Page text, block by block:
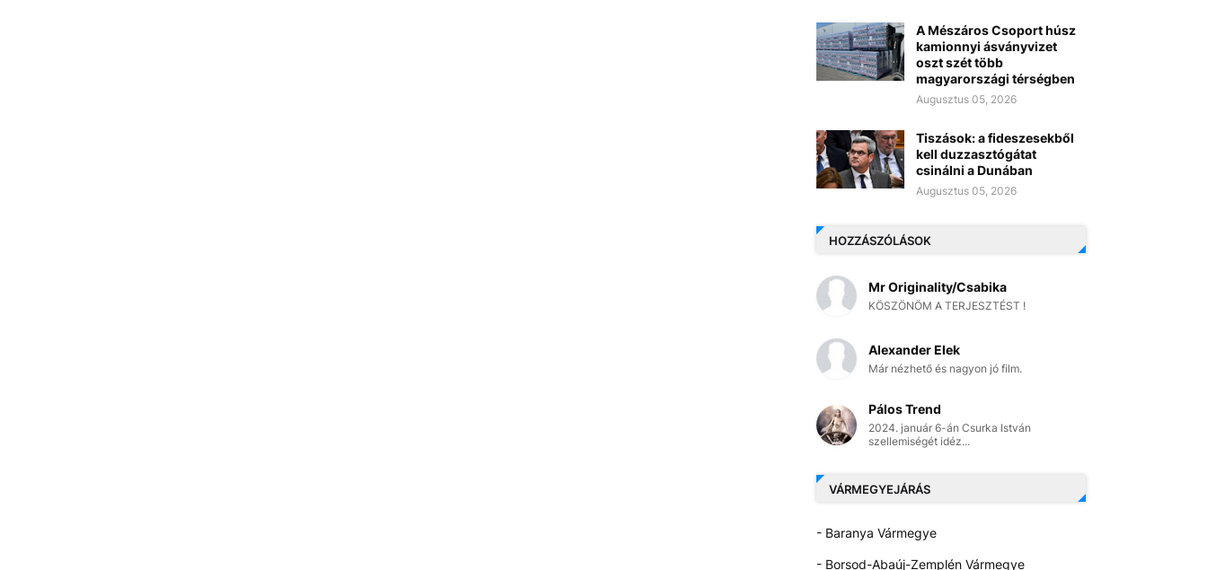
A Mészáros Csoport húsz
kamionnyi ásványvizet
oszt szét több
magyarországi térségben
Augusztus 05, 2026
Tiszások: a fideszesekből
kell duzzasztógátat
csinálni a Dunában
Augusztus 05, 2026
HOZZÁSZÓLÁSOK
Mr Originality/Csabika
KÖSZÖNÖM A TERJESZTÉST !
Alexander Elek
Már nézhető és nagyon jó film.
Pálos Trend
2024. január 6-án Csurka István
szellemiségét idéz...
VÁRMEGYEJÁRÁS
- Baranya Vármegye
- Borsod-Abaúj-Zemplén Vármegye